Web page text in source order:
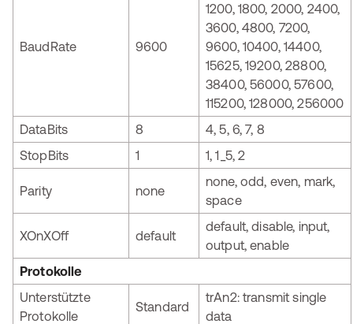
BaudRate 9600
1200, 1800, 2000, 2400,
3600, 4800, 7200,
9600, 10400, 14400,
15625, 19200, 28800,
38400, 56000, 57600,
115200, 128000, 256000
DataBits
8
4, 5, 6, 7, 8
StopBits
1 1, 1_5, 2
Parity none
none, odd, even, mark,
space
XOnXOff default
default, disable, input,
output, enable
Protokolle
Unterstützte
Protokolle
Standard
trAn2: transmit single
data